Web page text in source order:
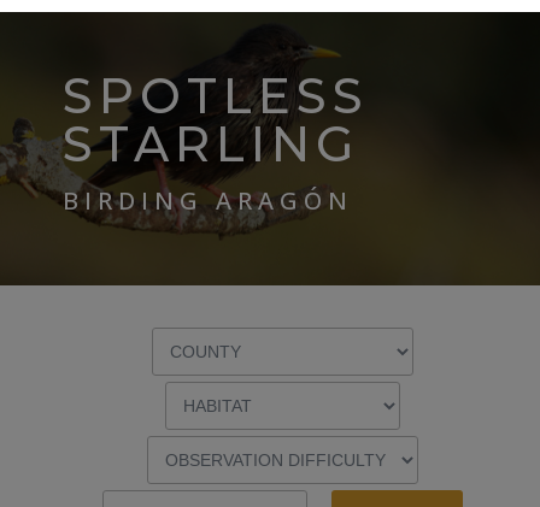
SPOTLESS
STARLING
BIRDING ARAGÓN